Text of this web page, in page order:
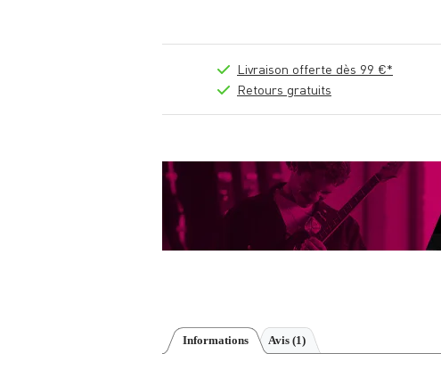
Livraison offerte dès 99 €*
Retours gratuits
Informations Avis (1)